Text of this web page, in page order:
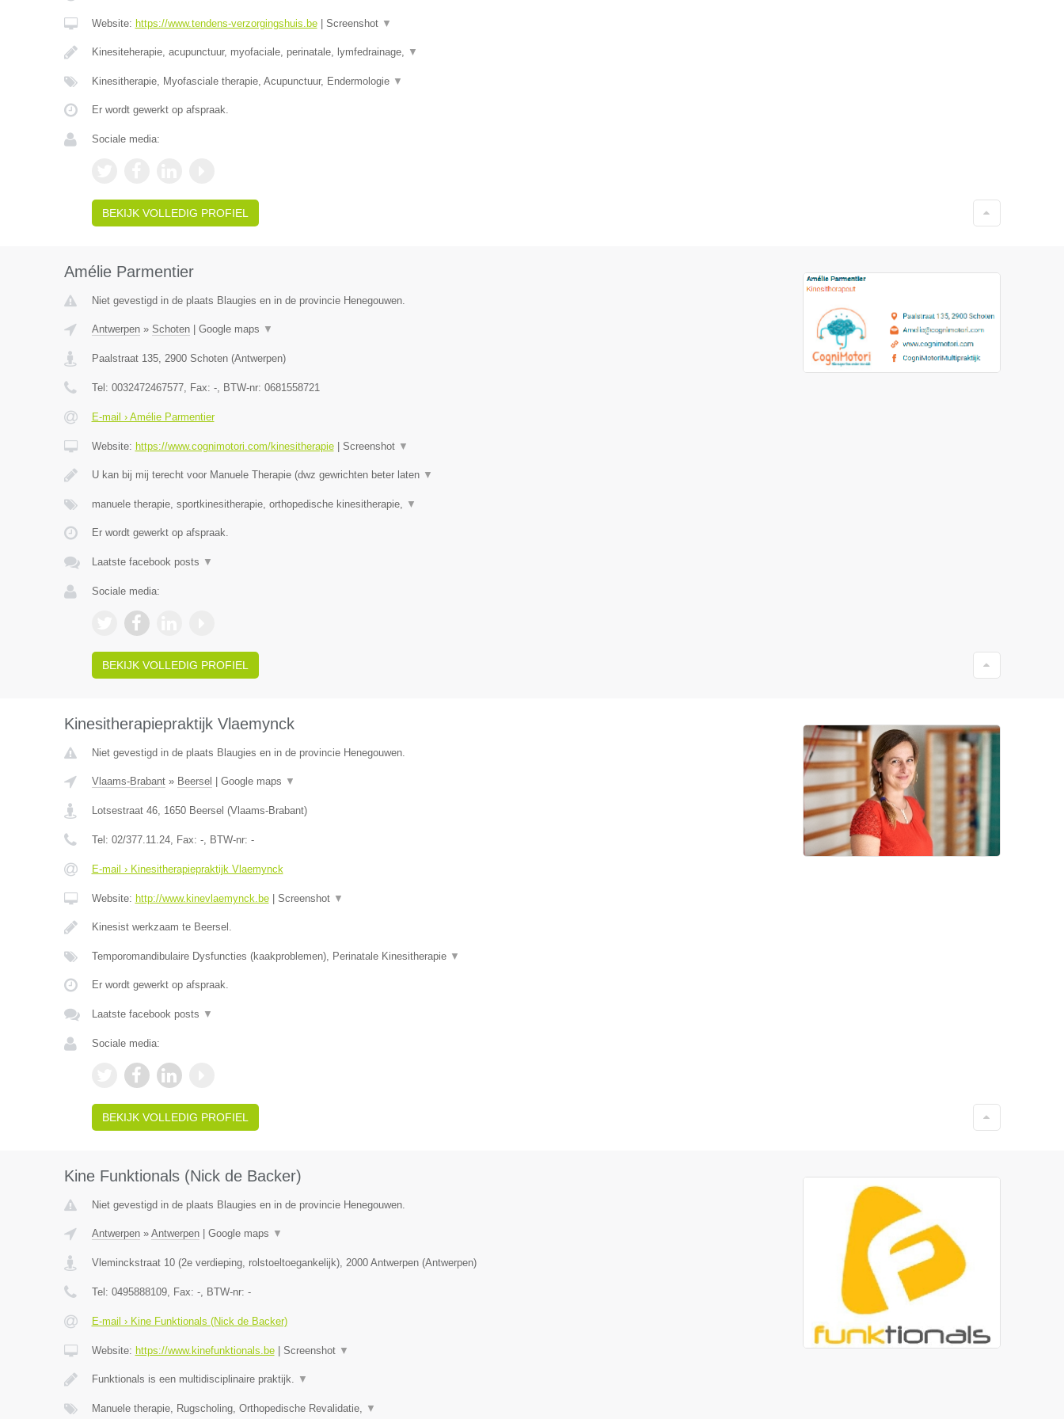
Website: https://www.tendens-verzorgingshuis.be| Screenshot ▼
Kinesiteherapie, acupunctuur, myofaciale, perinatale, lymfedrainage, ▼
Kinesitherapie, Myofasciale therapie, Acupunctuur, Endermologie ▼
Er wordt gewerkt op afspraak.
Sociale media:
BEKIJK VOLLEDIG PROFIEL
Amélie Parmentier
Niet gevestigd in de plaats Blaugies en in de provincie Henegouwen.
Antwerpen» Schoten| Google maps ▼
Paalstraat 135, 2900 Schoten(Antwerpen)
Tel: 0032472467577, Fax: -, BTW-nr: 0681558721
E-mail › Amélie Parmentier
Website: https://www.cognimotori.com/kinesitherapie| Screenshot ▼
U kan bij mij terecht voor Manuele Therapie (dwz gewrichten beter laten ▼
manuele therapie, sportkinesitherapie, orthopedische kinesitherapie, ▼
Er wordt gewerkt op afspraak.
Laatste facebook posts ▼
Sociale media:
BEKIJK VOLLEDIG PROFIEL
Kinesitherapiepraktijk Vlaemynck
Niet gevestigd in de plaats Blaugies en in de provincie Henegouwen.
Vlaams-Brabant» Beersel Google maps ▼
Lotsestraat 46, 1650 Beersel (Vlaams-Brabant)
Tel: 02/377.11.24, Fax: -, BTW-nr: -
E-mail › Kinesitherapiepraktijk Vlaemynck
Website: http://www.kinevlaemynck.be| Screenshot ▼
Kinesist werkzaam te Beersel.
Temporomandibulaire Dysfuncties (kaakproblemen), Perinatale Kinesitherapie ▼
Er wordt gewerkt op afspraak.
Laatste facebook posts ▼
Sociale media:
BEKIJK VOLLEDIG PROFIEL
Kine Funktionals (Nick de Backer)
Niet gevestigd in de plaats Blaugies en in de provincie Henegouwen.
Antwerpen» Antwerpen| Google maps ▼
Vleminckstraat 10 (2e verdieping, rolstoeltoegankelijk), 2000 Antwerpen(Antwerpen)
Tel: 0495888109, Fax: -, BTW-nr: -
E-mail › Kine Funktionals (Nick de Backer)
Website: https://www.kinefunktionals.be| Screenshot ▼
Funktionals is een multidisciplinaire praktijk. ▼
Manuele therapie, Rugscholing, Orthopedische Revalidatie, ▼